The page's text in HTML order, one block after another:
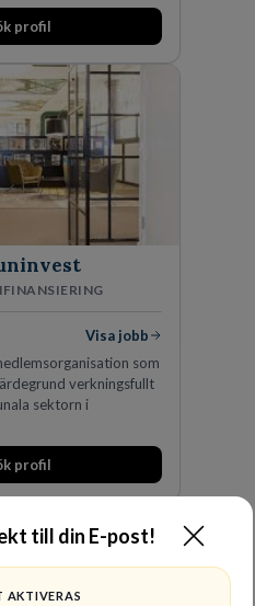
till din E-post!
AKTIVERAS
Sedan dess har
genom ett antal
av Volvo
på 20
profil
Visa jobb
som
verkningsfullt
sektorn i
profil